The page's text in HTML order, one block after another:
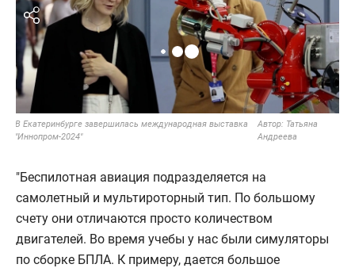
В Екатеринбурге завершилась международная выставка
"Иннопром-2024"
Автор: Татьяна
Андреева
"Беспилотная авиация подразделяется на
самолетный и мультироторный тип. По большому
счету они отличаются просто количеством
двигателей. Во время учебы у нас были симуляторы
по сборке БПЛА. К примеру, дается большое